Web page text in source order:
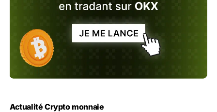
Actualité Crypto monnaie